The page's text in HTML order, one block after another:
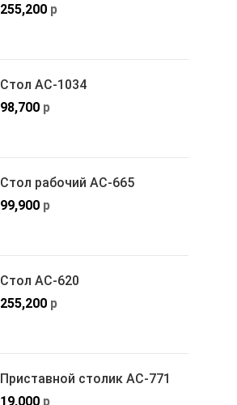
255,200 р
Стол АС-1034
98,700 р
Стол рабочий АС-665
99,900 р
Стол АС-620
255,200 р
Приставной столик АС-771
19,000 р